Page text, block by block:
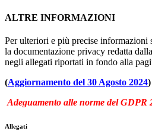
ALTRE INFORMAZIONI
Per ulteriori e più precise informazioni
la documentazione privacy redatta
negli allegati riportati in fondo alla
(Aggiornamento del 30 Agosto 2024)
Adeguamento alle norme del GDPR
Allegati